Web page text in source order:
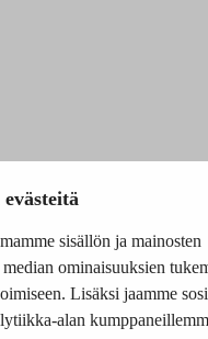
sisällön ja mainosten
ominaisuuksien
Lisäksi jaamme
alan